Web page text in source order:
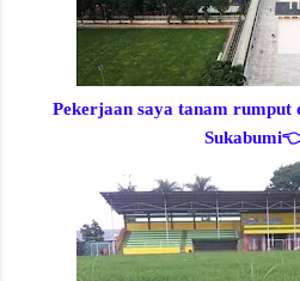
Pekerjaan saya tanam rumput
Sukabumi